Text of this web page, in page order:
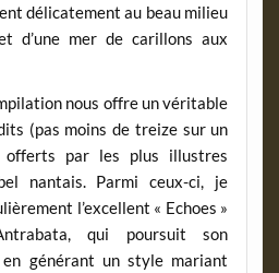
délicatement au beau milieu
d’une mer de carillons aux
nous offre un véritable
(pas moins de treize sur un
par les plus illustres
nantais. Parmi ceux-ci, je
l’excellent « Echoes »
qui poursuit son
générant un style mariant